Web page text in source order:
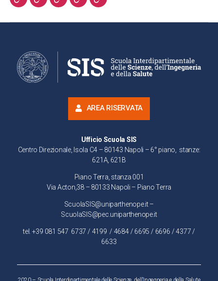
AREA RISERVATA
Ufficio Scuola SIS
Centro Direzionale, Isola C4 – 80143 Napoli – 6° piano, stanze:
621A, 621B
Piano Terra, stanza 001
Via Acton,38 – 80133 Napoli – Piano Terra
ScuolaSIS@uniparthenope.it –
ScuolaSIS@pec.uniparthenope.it
tel. +39 081 547 6737 / 4199 / 4684 / 6695 / 6696 / 4377 /
6633